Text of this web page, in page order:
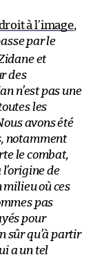
à l’image,
par le
et
des
n’est pas une
les
avons été
notamment
le combat,
l’origine de
milieu où ces
pas
pour
sûr qu’à partir
a un tel